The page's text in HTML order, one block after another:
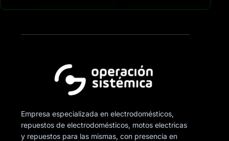
Empresa especializada en electrodomésticos,
repuestos de electrodomésticos, motos electricas
y repuestos para las mismas, con presencia en